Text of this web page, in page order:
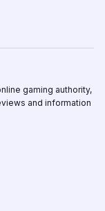
gaming authority,
and information